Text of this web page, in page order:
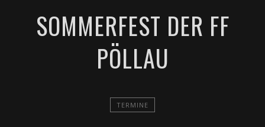
SOMMERFEST DER FF
PÖLLAU
TERMINE